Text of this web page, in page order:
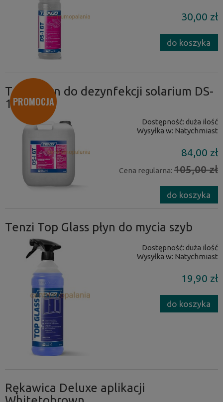
30,00 zł
do koszyka
Tenzi płyn do dezynfekcji solarium DS-
1 GT 5L
Dostępność: duża ilość
Wysyłka w: Natychmiast
84,00 zł
Cena regularna: 105,00 zł
do koszyka
PROMOCJA
Tenzi Top Glass płyn do mycia szyb
Dostępność: duża ilość
Wysyłka w: Natychmiast
19,90 zł
do koszyka
Rękawica Deluxe aplikacji